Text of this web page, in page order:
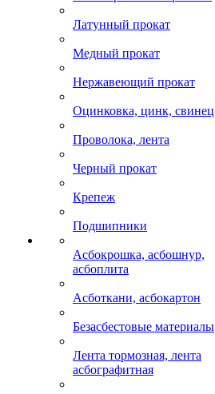
Латунный прокат
Медный прокат
Нержавеющий прокат
Оцинковка, цинк, свинец
Проволока, лента
Черный прокат
Крепеж
Подшипники
Асбокрошка, асбошнур,
асбоплита
Асботкани, асбокартон
Безасбестовые материалы
Лента тормозная, лента
асбографитная